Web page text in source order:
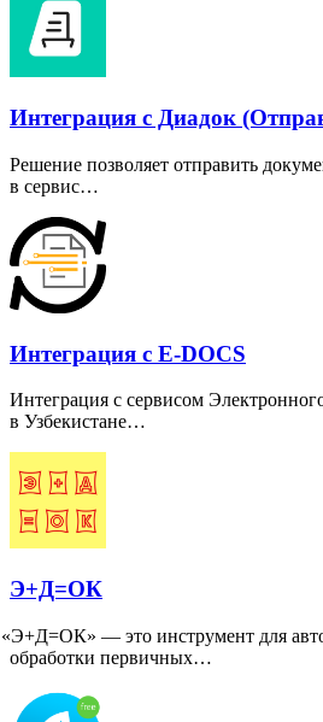
Интеграция с Диадок
Решение позволяет отправить
в сервис…
Интеграция с E-DOCS
Интеграция с сервисом
в Узбекистане…
Э+Д=ОК
«Э+Д=ОК» — это инструмент для
обработки первичных…